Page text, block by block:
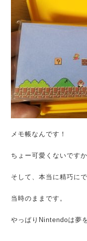
メモ帳なんです！
ちょー可愛くないですか
そして、本当に精巧にで
当時のままです。
やっぱりNintendoは夢